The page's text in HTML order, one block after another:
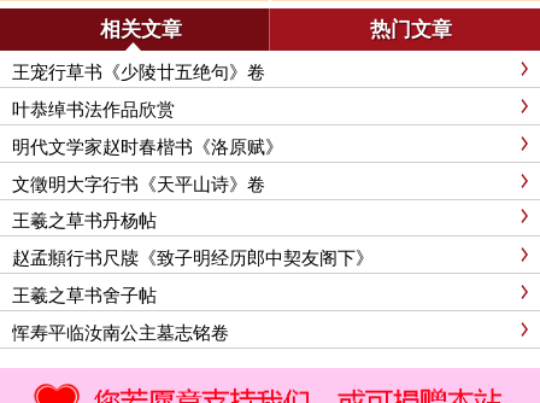
相关文章 热门文章
王宠行草书《少陵廿五绝句》卷
叶恭绰书法作品欣赏
明代文学家赵时春楷书《洛原赋》
文徵明大字行书《天平山诗》卷
王羲之草书丹杨帖
赵孟頫行书尺牍《致子明经历郎中契友阁下》
王羲之草书舍子帖
恽寿平临汝南公主墓志铭卷